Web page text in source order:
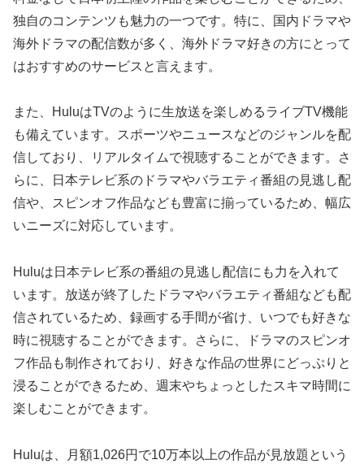
独自のコンテンツも魅力の一つです。特に、国内ドラマや
海外ドラマの配信数が多く、海外ドラマ好きの方にとって
はおすすめのサービスと言えます。
また、HuluはTVのように生放送を楽しめるライブTV機能
も備えています。スポーツやニュースなどのジャンルを配
信しており、リアルタイムで視聴することができます。さ
らに、日本テレビ系のドラマやバラエティ番組の見逃し配
信や、スピンオフ作品なども豊富に揃っているため、幅広
いニーズに対応しています。
Huluは日本テレビ系の番組の見逃し配信にも力を入れて
います。放送が終了したドラマやバラエティ番組なども配
信されているため、録画する手間が省け、いつでも好きな
時に視聴することができます。さらに、ドラマのスピンオ
フ作品も制作されており、好きな作品の世界にどっぷりと
浸ることができるため、週末やちょっとしたスキマ時間に
楽しむことができます。
Huluは、月額1,026円で10万本以上の作品が見放題という